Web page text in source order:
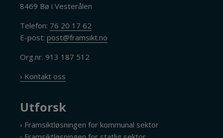
8469 Bø i Vesterålen
Telefon: 76 20 17 62
E-post:post@framsikt.no
Org.nr. 913 187 512
› Kontakt oss
Utforsk
› Framsiktløsningen for kommunal sektor